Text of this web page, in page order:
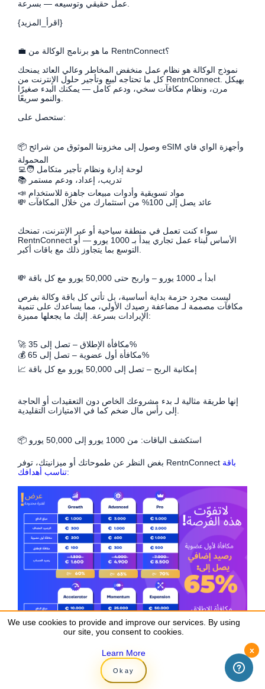
{اقرأ_المزيد}
💼 ما هو برنامج الوكالة من RentnConnect؟
نموذج الوكالة هو نظام عمل منخفض المخاطر وعالي العائد يمنحك
كل ما تحتاجه لبيع وتأجير حلول الإنترنت من RentnConnect. بهيكل
مرن، ونظام مكافآت سخي، ودعم كامل — يمكنك البدء صغيرًا
ستحصل على:
📦 وصول إلى مخزوننا الموثوق من شرائح eSIM وأجهزة الواي فاي
المحمولة
🧑‍💻 لوحة إدارة ونظام تأجير متكامل
📚 تدريب، إعداد، ودعم مستمر
📣 مواد تسويقية وأدوات مبيعات جاهزة للاستخدام
💸 عائد يصل إلى 100% من استثمارك من خلال المكافآت
سواء كنت تعمل في منطقة سياحية أو عبر الإنترنت، تمنحك
RentnConnect الأساس لبناء عمل تجاري يبدأ بـ 1000 يورو — أو
💸 ابدأ بـ 1000 يورو – واربح حتى 50,000 يورو مع كل باقة
ليست مجرد حزمة بداية أساسية، بل تأتي كل باقة وكالة بفرص
مكافآت مصممة لـ مضاعفة رصيدك الأولي، مما يساعدك على تنمية
الإيرادات بسرعة. إليك ما يجعلها مميزة:
🚀 مكافأة الإطلاق – تصل إلى 35%
💰 مكافأة أول عضوية – تصل إلى 65%
📈 إمكانية الربح – تصل إلى 50,000 يورو مع كل باقة
إنها طريقة مثالية لـ بدء مشروعك الخاص دون التعقيدات أو الحاجة
📦 استكشف الباقات: من 1000 يورو إلى 50,000 يورو
بغض النظر عن طموحاتك أو ميزانيتك، توفر RentnConnect باقة
تناسب أهدافك:
We use cookies to provide and improve our services. By using
our site, you consent to cookies.
Learn More
Okay
x
We use cookies to provide and improve our services. By using
our site, you consent to cookies.
Learn More
Okay
x